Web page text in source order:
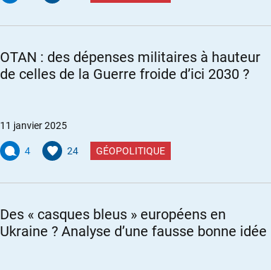
OTAN : des dépenses militaires à hauteur
de celles de la Guerre froide d’ici 2030 ?
11 janvier 2025
4 24 GÉOPOLITIQUE
Des « casques bleus » européens en
Ukraine ? Analyse d’une fausse bonne idée